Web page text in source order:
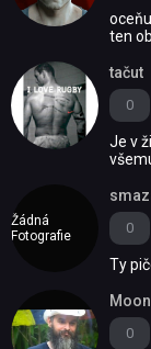
ten
0
tačut
Je v
Žádná
Fotografie
0
Ty
0